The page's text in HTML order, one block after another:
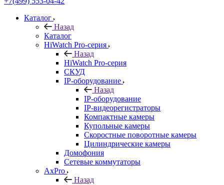
Каталог
Назад
Каталог
HiWatch Pro-серия
Назад
HiWatch Pro-серия
CКУД
IP-оборудование
Назад
IP-оборудование
IP-видеорегистраторы
Компактные камеры
Купольные камеры
Скоростные поворотные камеры
Цилиндрические камеры
Домофония
Сетевые коммутаторы
AxPro
Назад